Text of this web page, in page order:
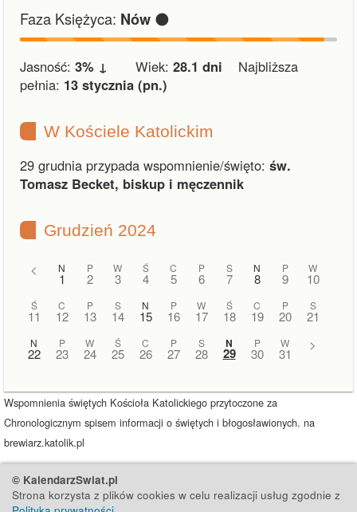
Faza Księżyca: Nów 🌑
Jasność: 3% ↓ Wiek: 28.1 dni Najbliższa
pełnia: 13 stycznia (pn.)
W Kościele Katolickim
29 grudnia przypada wspomnienie/święto: św.
Tomasz Becket, biskup i męczennik
Grudzień 2024
< N
1
P
2
W
3
Ś
4
C
5
P
6
S
7
N
8
P
9
W
10
Ś
11
C
12
P
13
S
14
N
15
P
16
W
17
Ś
18
C
19
P
20
S
21
N
22
P
23
W
24
Ś
25
C
26
P
27
S
28
N
29
P
30
W
31
>
Wspomnienia świętych Kościoła Katolickiego przytoczone za
Chronologicznym spisem informacji o świętych i błogosławionych. na
brewiarz.katolik.pl
© KalendarzSwiat.pl
Strona korzysta z plików cookies w celu realizacji usług zgodnie z